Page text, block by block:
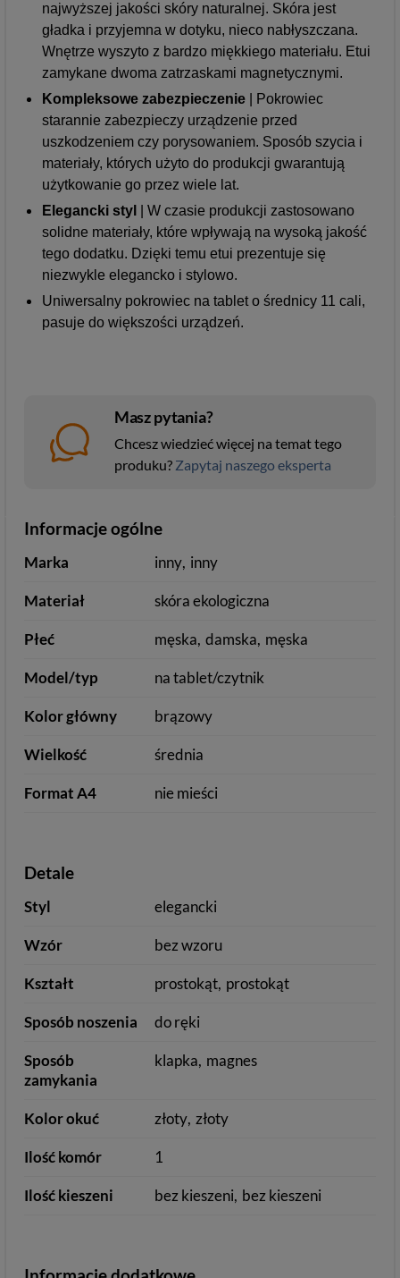
najwyższej jakości skóry naturalnej. Skóra jest
gładka i przyjemna w dotyku, nieco nabłyszczana.
Wnętrze wyszyto z bardzo miękkiego materiału. Etui
zamykane dwoma zatrzaskami magnetycznymi.
Kompleksowe zabezpieczenie | Pokrowiec
starannie zabezpieczy urządzenie przed
uszkodzeniem czy porysowaniem. Sposób szycia i
materiały, których użyto do produkcji gwarantują
użytkowanie go przez wiele lat.
Elegancki styl
| W czasie produkcji zastosowano
solidne materiały, które wpływają na wysoką jakość
tego dodatku. Dzięki temu etui prezentuje się
niezwykle elegancko i stylowo.
Uniwersalny pokrowiec na tablet o średnicy 11 cali,
pasuje do większości urządzeń.
Masz pytania?
Chcesz wiedzieć więcej na temat tego
produku? Zapytaj naszego eksperta
Informacje ogólne
Marka inny inny
Materiał skóra ekologiczna
Płeć męska damska męska
Model/typ na tablet/czytnik
Kolor główny brązowy
Wielkość średnia
Format A4 nie mieści
Detale
Styl elegancki
Wzór bez wzoru
Kształt prostokąt prostokąt
Sposób noszenia do ręki
Sposób
zamykania
klapka magnes
Kolor okuć złoty złoty
Ilość komór 1
Ilość kieszeni bez kieszeni bez kieszeni